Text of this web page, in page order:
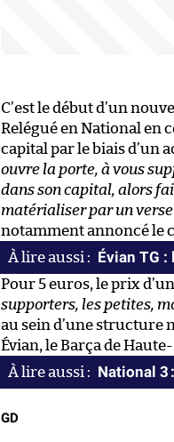
C’est le début d’un
Relégué en National en
capital par le biais d’un
ouvre la porte, à vous
dans son capital, alors
matérialiser par un
notamment annoncé le
Évian TG
Pour 5 euros, le prix
supporters, les petites,
au sein d’une structure
Évian, le Barça de
National 3
GD